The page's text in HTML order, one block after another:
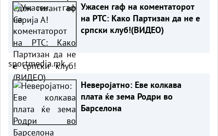
Ужасен гаф на коментаторот
на РТС: Како Партизан да не е
српски клуб!(ВИДЕО)
sportmedia.mk
Неверојатно: Еве колкава
плата ќе зема Родри во
Барселона